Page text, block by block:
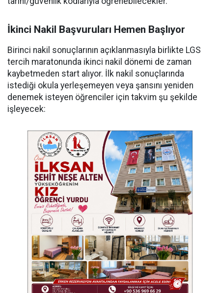
İkinci Nakil Başvuruları Hemen Başlıyor
Birinci nakil sonuçlarının açıklanmasıyla birlikte LGS
tercih maratonunda ikinci nakil dönemi de zaman
kaybetmeden start alıyor. İlk nakil sonuçlarında
istediği okula yerleşemeyen veya şansını yeniden
denemek isteyen öğrenciler için takvim şu şekilde
işleyecek: